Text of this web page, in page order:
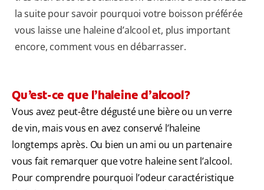
la suite pour savoir pourquoi votre boisson préférée
vous laisse une haleine d’alcool et, plus important
encore, comment vous en débarrasser.
Qu’est-ce que l’haleine d’alcool?
Vous avez peut-être dégusté une bière ou un verre
de vin, mais vous en avez conservé l’haleine
longtemps après. Ou bien un ami ou un partenaire
vous fait remarquer que votre haleine sent l’alcool.
Pour comprendre pourquoi l’odeur caractéristique